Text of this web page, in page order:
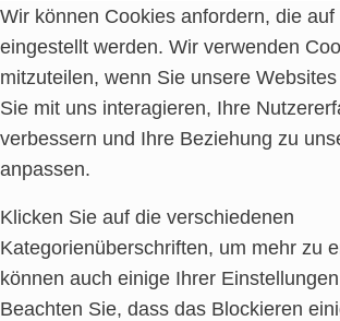
Wir können Cookies anfordern, die
eingestellt werden. Wir verwenden
mitzuteilen, wenn Sie unsere
Sie mit uns interagieren, Ihre
verbessern und Ihre Beziehung zu
anpassen.
Klicken Sie auf die verschiedenen
Kategorienüberschriften, um mehr zu
können auch einige Ihrer
Beachten Sie, dass das Blockieren